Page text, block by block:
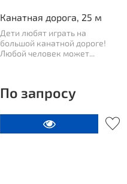
Канатная дорога, 25 м
Дети любят играть на
большой канатной дороге!
Любой человек может...
По запросу